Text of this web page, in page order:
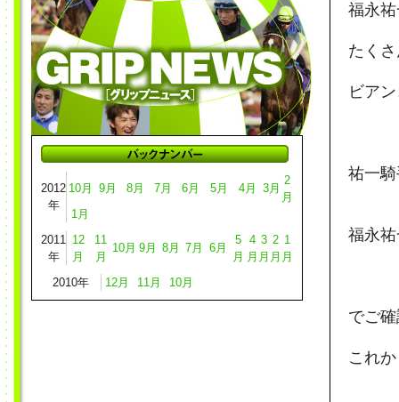
2012
年
10月 9月 8月 7月 6月 5月 4月 3月
2
月
1月
2011
年
12
月
11
月
10月 9月 8月 7月 6月
5
月
4
月
3
月
2
月
1
月
2010年
12月 11月 10月
福永
たく
ビア
祐一
福永
でご
これ